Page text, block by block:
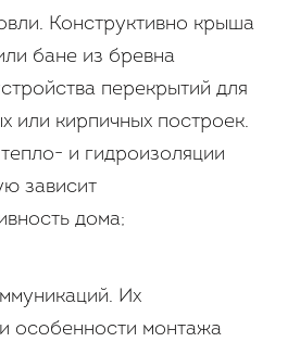
Конструктивно крыша
бане из бревна
перекрытий для
или кирпичных построек.
и гидроизоляции
зависит
дома;
Их
особенности монтажа